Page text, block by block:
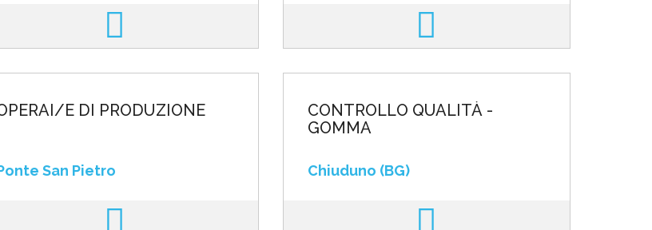
E DI PRODUZIONE
San Pietro
CONTROLLO QUALITÀ -
GOMMA
Chiuduno (BG)